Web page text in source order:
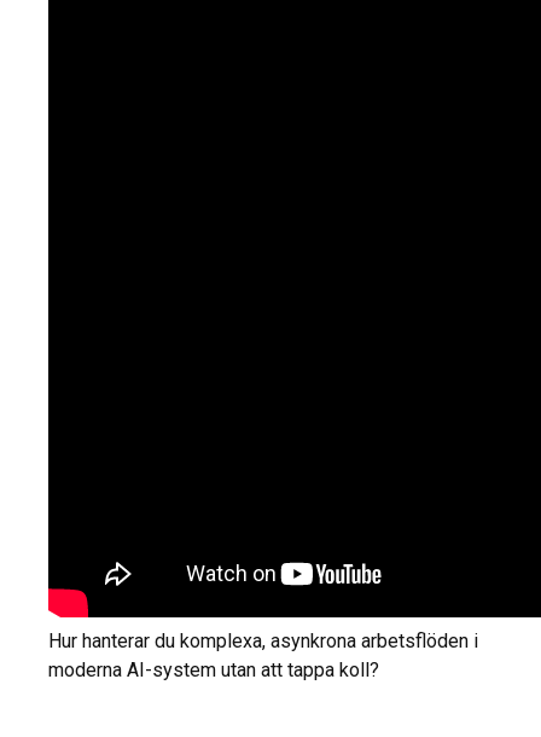
Hur hanterar du komplexa, asynkrona arbetsflöden i
moderna AI-system utan att tappa koll?